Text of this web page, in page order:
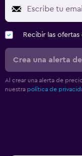
Recibir las
Crea una alerta
Al crear una alerta de
nuestra política de